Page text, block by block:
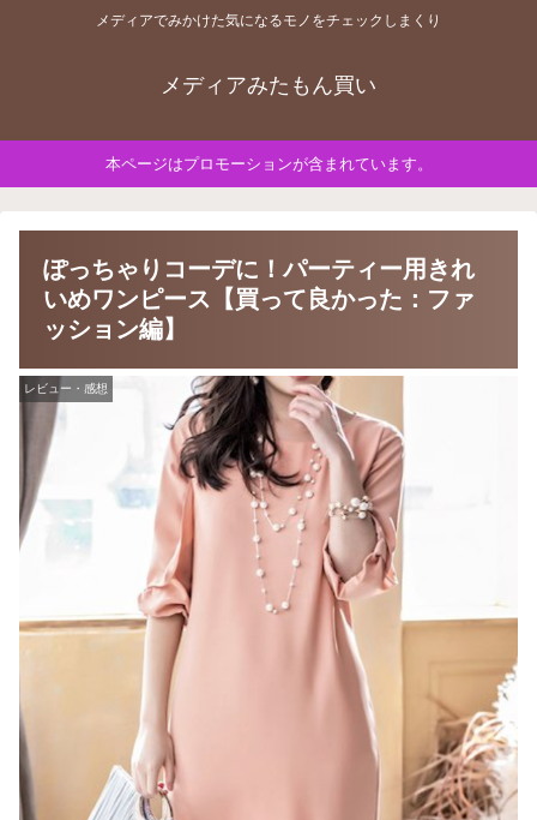
メディアでみかけた気になるモノをチェックしまくり
メディアみたもん買い
本ページはプロモーションが含まれています。
ぽっちゃりコーデに！パーティー用きれ
いめワンピース【買って良かった：ファ
ッション編】
レビュー・感想